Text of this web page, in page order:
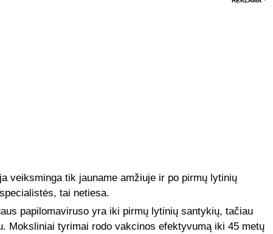
veiksminga tik jauname amžiuje ir po pirmų lytinių
tai netiesa.
papilomaviruso yra iki pirmų lytinių santykių, tačiau
Moksliniai tyrimai rodo vakcinos efektyvumą iki 45 metų